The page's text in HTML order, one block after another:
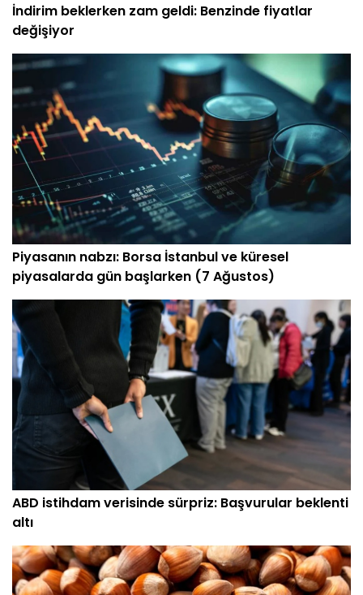
İndirim beklerken zam geldi: Benzinde fiyatlar
değişiyor
Piyasanın nabzı: Borsa İstanbul ve küresel
piyasalarda gün başlarken (7 Ağustos)
ABD istihdam verisinde sürpriz: Başvurular beklenti
altı